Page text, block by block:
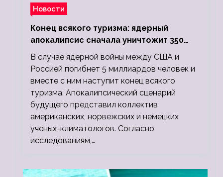
Новости
Конец всякого туризма: ядерный
апокалипсис сначала уничтожит 350
миллионов, а потом 5 миллиардов
людей
В случае ядерной войны между США и
Россией погибнет 5 миллиардов человек и
вместе с ним наступит конец всякого
туризма. Апокалипсический сценарий
будущего представил коллектив
американских, норвежских и немецких
ученых-климатологов. Согласно
исследованиям,…